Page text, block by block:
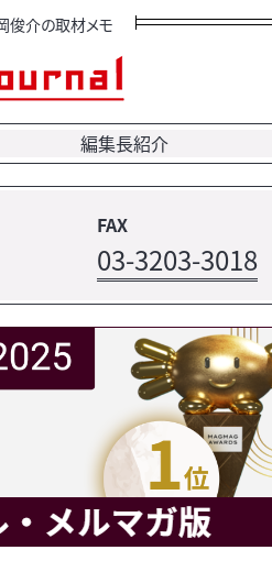
俊介の取材メモ
編集長紹介
FAX
03-3203-3018